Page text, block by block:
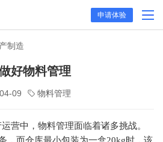
申请体验
制造
好物料管理
09 物料管理
营中，物料管理面临着诸多挑战。